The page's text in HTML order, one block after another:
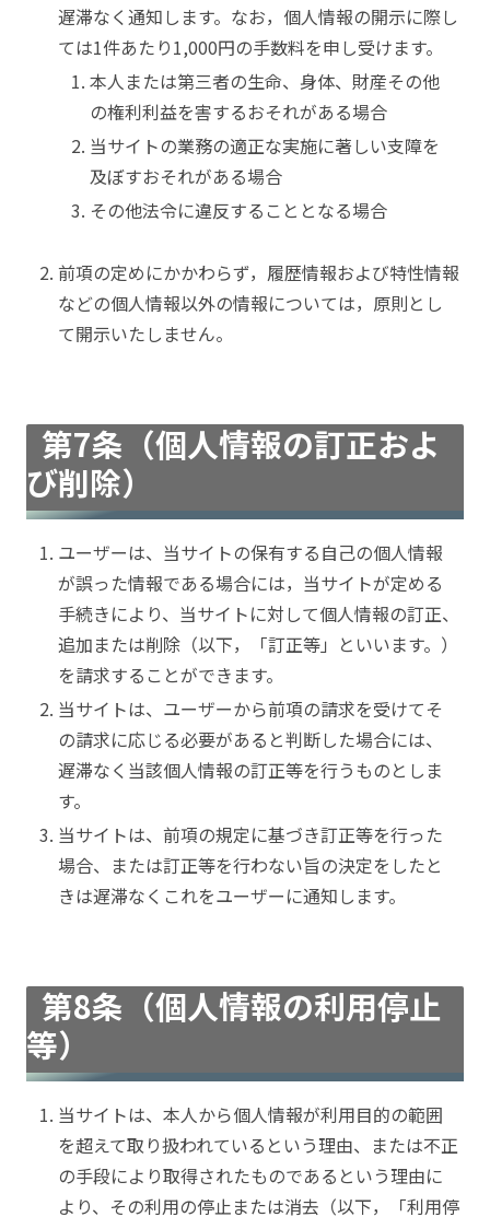
遅滞なく通知します。なお，個人情報の開示に際し
ては1件あたり1,000円の手数料を申し受けます。
本人または第三者の生命、身体、財産その他
の権利利益を害するおそれがある場合
当サイトの業務の適正な実施に著しい支障を
及ぼすおそれがある場合
その他法令に違反することとなる場合
前項の定めにかかわらず，履歴情報および特性情報
などの個人情報以外の情報については，原則とし
て開示いたしません。
第7条（個人情報の訂正およ
び削除）
ユーザーは、当サイトの保有する自己の個人情報
が誤った情報である場合には，当サイトが定める
手続きにより、当サイトに対して個人情報の訂正、
追加または削除（以下，「訂正等」といいます。）
を請求することができます。
当サイトは、ユーザーから前項の請求を受けてそ
の請求に応じる必要があると判断した場合には、
遅滞なく当該個人情報の訂正等を行うものとしま
す。
当サイトは、前項の規定に基づき訂正等を行った
場合、または訂正等を行わない旨の決定をしたと
きは遅滞なくこれをユーザーに通知します。
第8条（個人情報の利用停止
等）
当サイトは、本人から個人情報が利用目的の範囲
を超えて取り扱われているという理由、または不正
の手段により取得されたものであるという理由に
より、その利用の停止または消去（以下，「利用停